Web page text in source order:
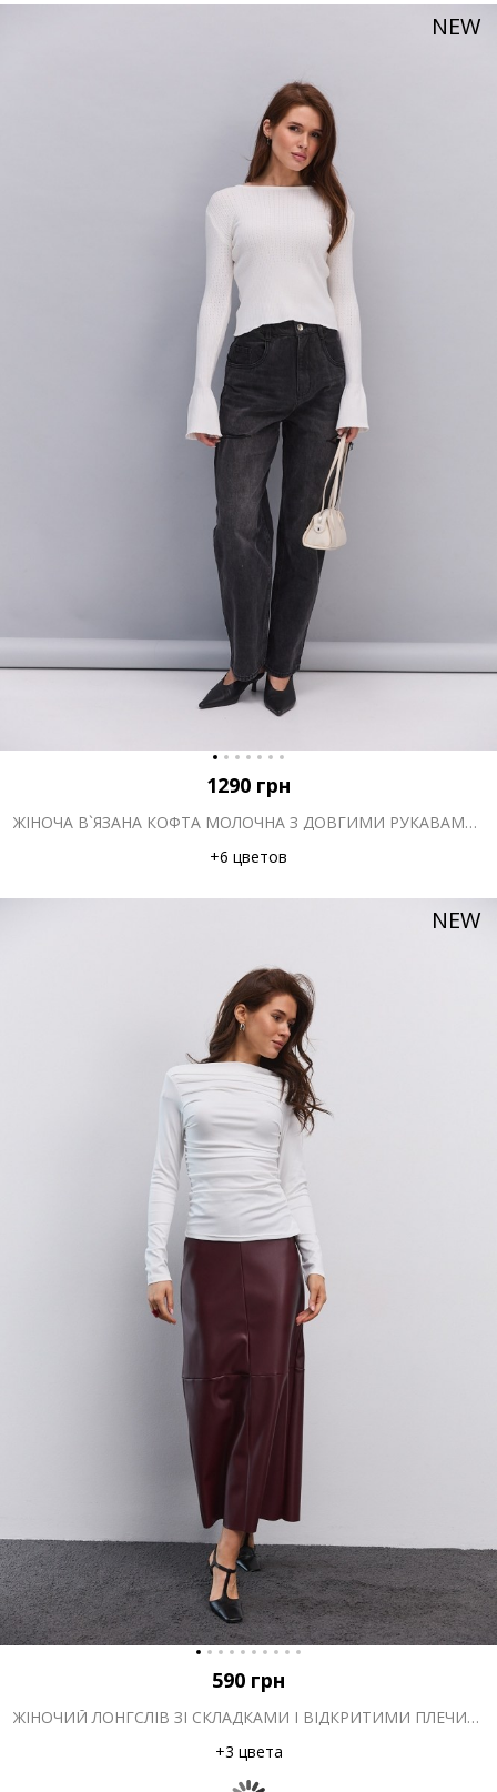
NEW
1290 грн
ЖІНОЧА В`ЯЗАНА КОФТА МОЛОЧНА З ДОВГИМИ РУКАВАМИ-КЛЬОШ
+6 цветов
NEW
590 грн
ЖІНОЧИЙ ЛОНГСЛІВ ЗІ СКЛАДКАМИ І ВІДКРИТИМИ ПЛЕЧИМА МОЛОЧНИЙ
+3 цвета